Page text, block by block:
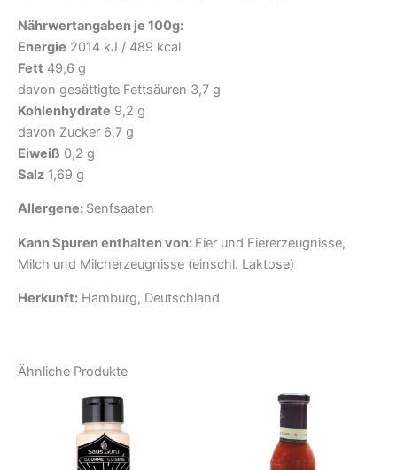
Nährwertangaben je 100g:
Energie 2014 kJ / 489 kcal
Fett 49,6 g
davon gesättigte Fettsäuren 3,7 g
Kohlenhydrate 9,2 g
davon Zucker 6,7 g
Eiweiß 0,2 g
Salz 1,69 g
Allergene: Senfsaaten
Kann Spuren enthalten von: Eier und Eiererzeugnisse,
Milch und Milcherzeugnisse (einschl. Laktose)
Herkunft: Hamburg, Deutschland
Ähnliche Produkte